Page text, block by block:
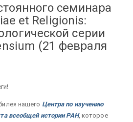
семинара
et Religionis:
серии
(21 февраля
нашего Центра по изучению
всеобщей истории РАН, которое